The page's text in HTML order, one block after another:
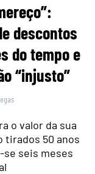
descontos
do tempo e
“injusto”
o valor da sua
tirados 50 anos
se seis meses